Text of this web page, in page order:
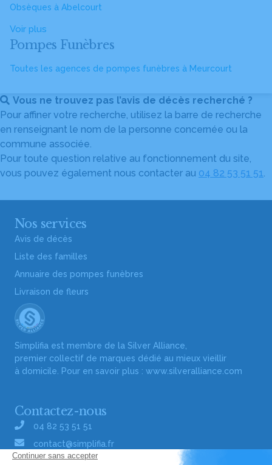
Obsèques à Abelcourt
Voir plus
Pompes Funèbres
Toutes les agences de pompes funèbres à Meurcourt
Vous ne trouvez pas l’avis de décès recherché ?
Pour affiner votre recherche, utilisez la barre de recherche
en renseignant le nom de la personne concernée ou la
commune associée.
Pour toute question relative au fonctionnement du site,
vous pouvez également nous contacter au 04 82 53 51 51.
Nos services
Avis de décès
Liste des familles
Annuaire des pompes funèbres
Livraison de fleurs
Simplifia est membre de la Silver Alliance,
premier collectif de marques dédié au mieux vieillir
à domicile. Pour en savoir plus : www.silveralliance.com
Contactez-nous
04 82 53 51 51
contact@simplifia.fr